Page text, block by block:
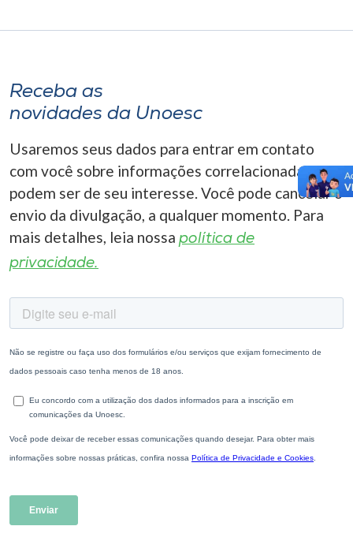
Receba as
novidades da Unoesc
Usaremos seus dados para entrar em contato
com você sobre informações correlacionadas que
podem ser de seu interesse. Você pode cancelar o
envio da divulgação, a qualquer momento. Para
mais detalhes, leia nossa política de
privacidade.